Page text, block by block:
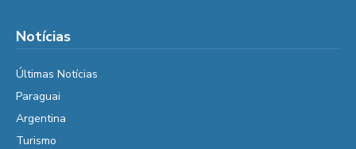
Notícias
Últimas Notícias
Paraguai
Argentina
Turismo